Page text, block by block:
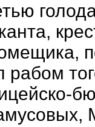
рабом